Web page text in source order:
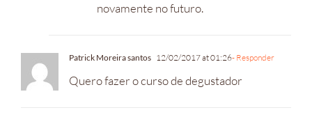
novamente no futuro.
Patrick Moreira santos 12/02/2017 at 01:26- Responder
Quero fazer o curso de degustador